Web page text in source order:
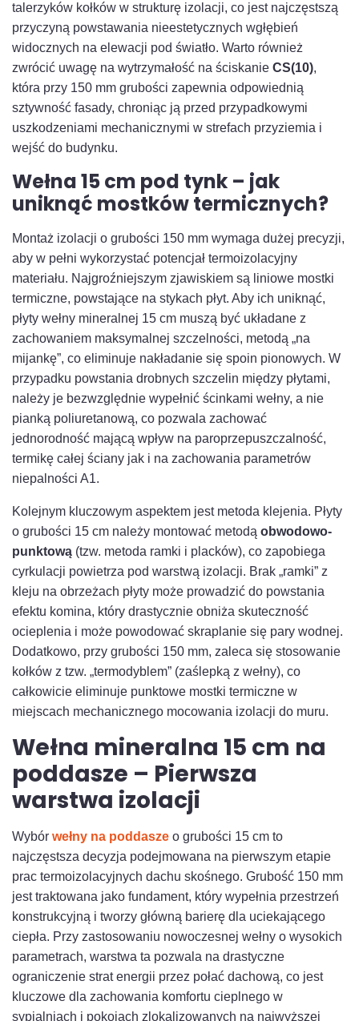
talerzyków kołków w strukturę izolacji, co jest najczęstszą
przyczyną powstawania nieestetycznych wgłębień
widocznych na elewacji pod światło. Warto również
zwrócić uwagę na wytrzymałość na ściskanie CS(10),
która przy 150 mm grubości zapewnia odpowiednią
sztywność fasady, chroniąc ją przed przypadkowymi
uszkodzeniami mechanicznymi w strefach przyziemia i
wejść do budynku.
Wełna 15 cm pod tynk – jak
uniknąć mostków termicznych?
Montaż izolacji o grubości 150 mm wymaga dużej precyzji,
aby w pełni wykorzystać potencjał termoizolacyjny
materiału. Najgroźniejszym zjawiskiem są liniowe mostki
termiczne, powstające na stykach płyt. Aby ich uniknąć,
płyty wełny mineralnej 15 cm muszą być układane z
zachowaniem maksymalnej szczelności, metodą „na
mijankę”, co eliminuje nakładanie się spoin pionowych. W
przypadku powstania drobnych szczelin między płytami,
należy je bezwzględnie wypełnić ścinkami wełny, a nie
pianką poliuretanową, co pozwala zachować
jednorodność mającą wpływ na paroprzepuszczalność,
termikę całej ściany jak i na zachowania parametrów
niepalności A1.
Kolejnym kluczowym aspektem jest metoda klejenia. Płyty
o grubości 15 cm należy montować metodą obwodowo-
punktową (tzw. metoda ramki i placków), co zapobiega
cyrkulacji powietrza pod warstwą izolacji. Brak „ramki” z
kleju na obrzeżach płyty może prowadzić do powstania
efektu komina, który drastycznie obniża skuteczność
ocieplenia i może powodować skraplanie się pary wodnej.
Dodatkowo, przy grubości 150 mm, zaleca się stosowanie
kołków z tzw. „termodyblem” (zaślepką z wełny), co
całkowicie eliminuje punktowe mostki termiczne w
miejscach mechanicznego mocowania izolacji do muru.
Wełna mineralna 15 cm na
poddasze – Pierwsza
warstwa izolacji
Wybór wełny na poddasze o grubości 15 cm to
najczęstsza decyzja podejmowana na pierwszym etapie
prac termoizolacyjnych dachu skośnego. Grubość 150 mm
jest traktowana jako fundament, który wypełnia przestrzeń
konstrukcyjną i tworzy główną barierę dla uciekającego
ciepła. Przy zastosowaniu nowoczesnej wełny o wysokich
parametrach, warstwa ta pozwala na drastyczne
ograniczenie strat energii przez połać dachową, co jest
kluczowe dla zachowania komfortu cieplnego w
sypialniach i pokojach zlokalizowanych na najwyższej